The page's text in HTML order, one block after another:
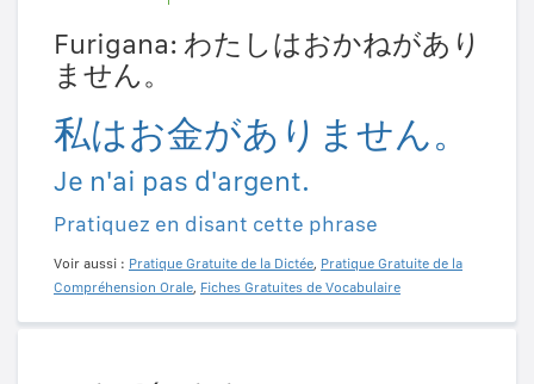
Furigana: わたしはおかねがあり
ません。
私はお金がありません。
Je n'ai pas d'argent.
Pratiquez en disant cette phrase
Voir aussi : Pratique Gratuite de la Dictée, Pratique Gratuite de la
Compréhension Orale, Fiches Gratuites de Vocabulaire